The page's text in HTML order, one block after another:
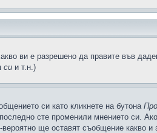
ви е разрешено да правите във
си и т.н.)
си като кликнете на бутона
сте променили мнението си.
ще оставят съобщение какво